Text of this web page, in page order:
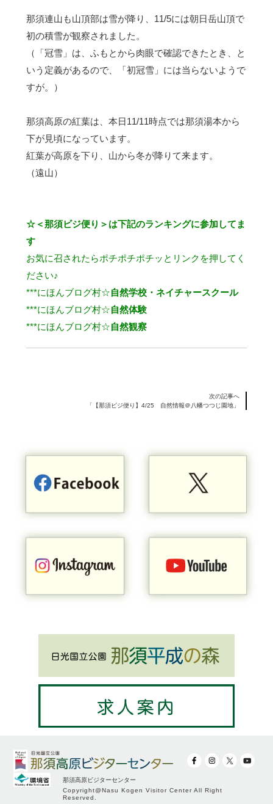
那須連山も山頂部は雪が降り、11/5には朝日岳山頂で
初の積雪が観察されました。
（「冠雪」は、ふもとから肉眼で確認できたとき、と
いう定義があるので、「初冠雪」には当らないようで
すが。）
那須高原の紅葉は、本日11/11時点では那須湯本から
下が見頃になっています。
紅葉が高原を下り、山から冬が降りて来ます。
（遠山）
☆＜那須ビジ便り＞は下記のランキングに参加してま
す
お気に召されたらポチポチポチッとリンクを押してく
ださい♪
***にほんブログ村☆自然学校・ネイチャースクール
***にほんブログ村☆自然体験
***にほんブログ村☆自然観察
次の記事へ
「【那須ビジ便り】4/25 自然情報＠八幡つつじ園地」
那須高原ビジターセンター
Copyright@Nasu Kogen Visitor Center All Right
Reserved.